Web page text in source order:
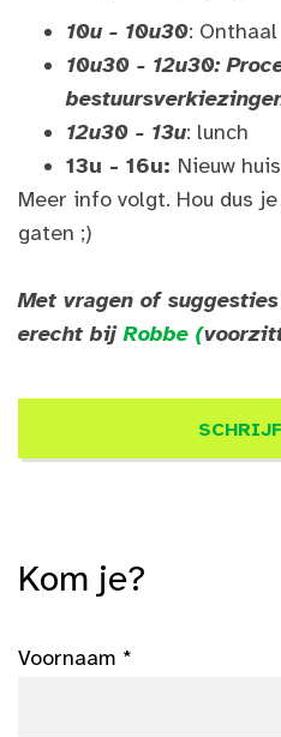
10u - 10u30: Onthaal
10u30 - 12u30:
12u30 - 13u: lunch
13u - 16u: Nieuw
Meer info volgt. Hou dus
gaten ;)
Met vragen of
erecht bijRobbe (
Kom je?
Voornaam *